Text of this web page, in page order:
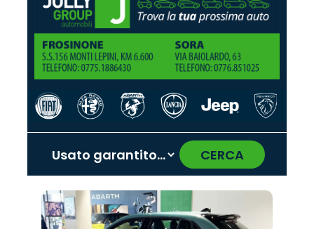
CERCA
Promo
Promo
Promo
Promo
Promo
Promo
Promo
Promo
Promo
Promo
Promo
Promo
Promo
Promo
Promo
‹ ›